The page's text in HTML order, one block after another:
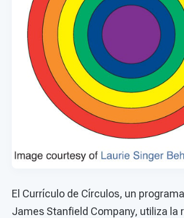
El Currículo de Círculos, un
James Stanfield Company, utiliza la